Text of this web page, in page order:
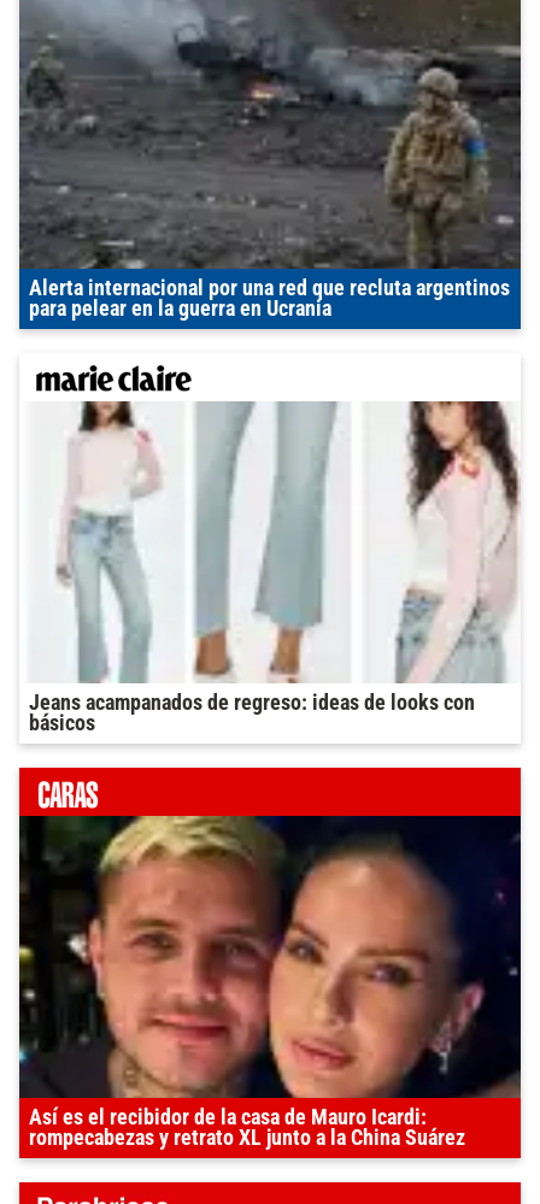
Alerta internacional por una red que recluta argentinos
para pelear en la guerra en Ucrania
Jeans acampanados de regreso: ideas de looks con
básicos
Así es el recibidor de la casa de Mauro Icardi:
rompecabezas y retrato XL junto a la China Suárez